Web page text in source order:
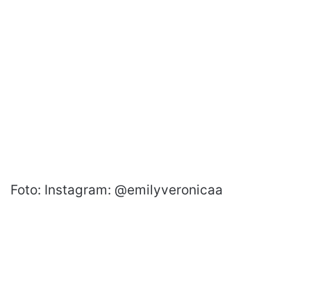
Foto: Instagram: @emilyveronicaa